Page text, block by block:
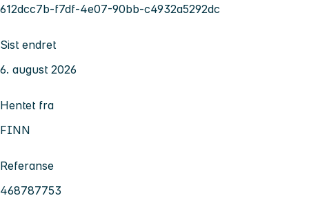
612dcc7b-f7df-4e07-90bb-c4932a5292dc
Sist endret
6. august 2026
Hentet fra
FINN
Referanse
468787753